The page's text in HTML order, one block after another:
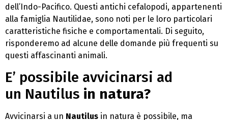
dell’Indo-Pacifico. Questi antichi cefalopodi, appartenenti
alla famiglia Nautilidae, sono noti per le loro particolari
caratteristiche fisiche e comportamentali. Di seguito,
risponderemo ad alcune delle domande più frequenti su
questi affascinanti animali.
E’ possibile avvicinarsi ad
un Nautilus in natura?
Avvicinarsi a un Nautilus in natura è possibile, ma